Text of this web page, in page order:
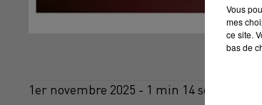
1er novembre 2025 - 1 min 14 sec
Vous
mes
ce site.
bas de